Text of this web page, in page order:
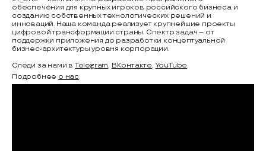
обеспечения для крупных игроков российского бизнеса и
созданию собственных технологических решений и
инноваций. Наша команда реализует крупнейшие проекты
цифровой трансформации страны. Спектр задач – от
поддержки приложения до разработки концептуальной
бизнес-архитектуры уровня корпорации.
Следи за нами в Telegram, ВКонтакте, YouTube.
Подробнее о нас.